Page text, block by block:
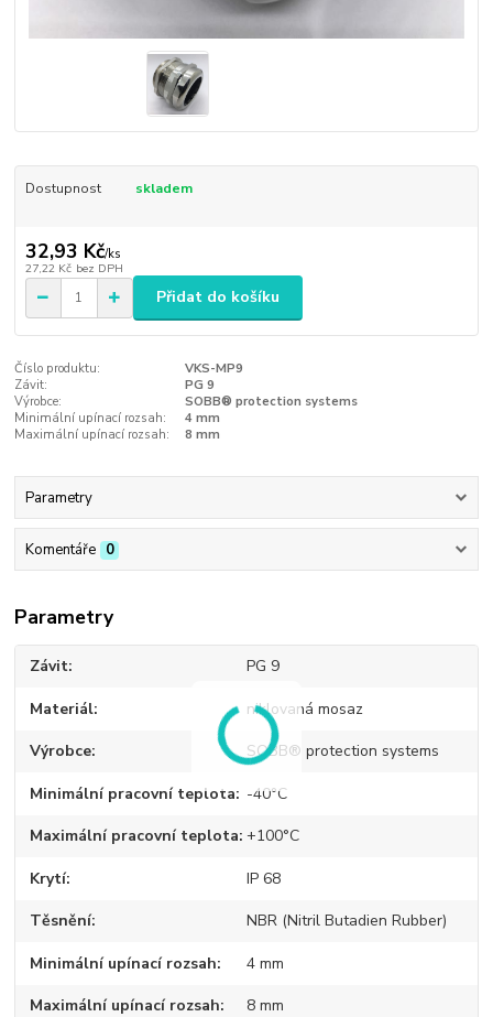
Dostupnost skladem
32,93 Kč/ks
27,22 Kč bez DPH
Přidat do košíku
Číslo produktu:
VKS-MP9
Závit:
PG 9
Výrobce:
SOBB® protection systems
Minimální upínací rozsah:
4 mm
Maximální upínací rozsah:
8 mm
Parametry
Komentáře 0
Parametry
Závit PG 9
Materiál niklovaná mosaz
Výrobce SOBB® protection systems
Minimální pracovní teplota -40°C
Maximální pracovní teplota +100°C
Krytí IP 68
Těsnění NBR (Nitril Butadien Rubber)
Minimální upínací rozsah 4 mm
Maximální upínací rozsah 8 mm